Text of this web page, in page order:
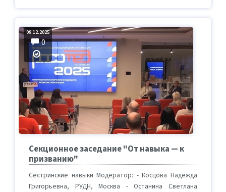
09.12.2025
0
Секционное заседание "От навыка — к
призванию"
Сестринские навыки Модератор: - Косцова Надежда
Григорьевна, РУДН, Москва - Останина Светлана